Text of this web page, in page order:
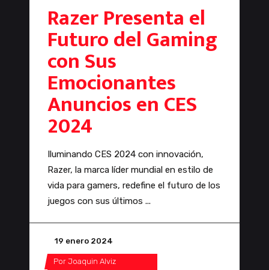
Razer Presenta el
Futuro del Gaming
con Sus
Emocionantes
Anuncios en CES
2024
Iluminando CES 2024 con innovación,
Razer, la marca líder mundial en estilo de
vida para gamers, redefine el futuro de los
juegos con sus últimos
19 enero 2024
Por Joaquin Alviz